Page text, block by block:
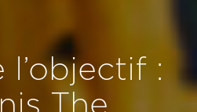
l’objectif :
The